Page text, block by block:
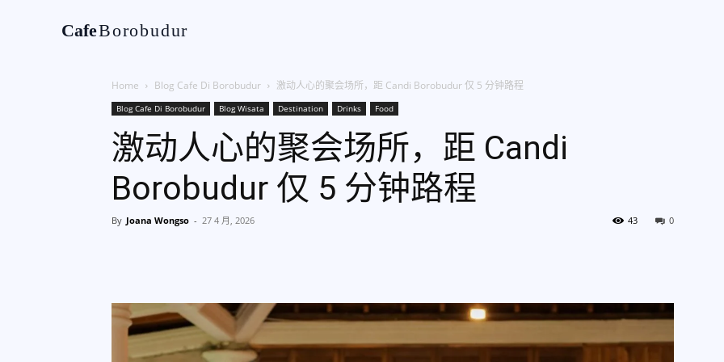
CafeBorobudur
Home Blog Cafe Di Borobudur 激动人心的聚会场所，距 Candi Borobudur 仅 5 分钟路程
Blog Cafe Di Borobudur Blog Wisata Destination Drinks Food
激动人心的聚会场所，距 Candi
Borobudur 仅 5 分钟路程
By Joana Wongso - 27 4 月, 2026 0
43